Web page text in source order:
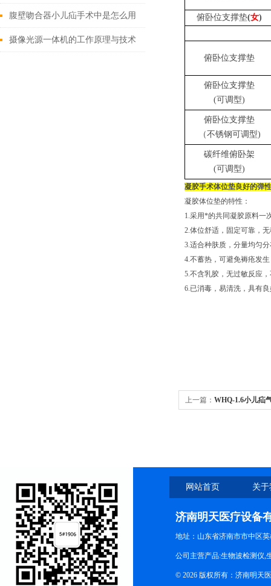
器？
腹壁吻合器小儿疝手术中是怎么用
的
摄像光源一体机的工作原理与技术
俯卧位支撑垫(女)
俯卧位支撑垫
俯卧位支撑垫
(可调型)
俯卧位支撑垫
（不锈钢可调型)
碳纤维俯卧架
(可调型)
凝胶手术体位垫良好的弹
凝胶体位垫的特性：
1.采用*的共同凝胶原料一
2.体位舒适，固定可靠，
3.适合种肤质，分量均匀
4.不蓄热，可避免褥疮发
5.不含乳胶，无过敏反应
6.已消毒，易清洗，具有
上一篇： WHQ-1.6小儿疝
网站首页 关
济南明天医疗设备
地址：山东省济南市市中区
公司主营产品:生物波检测仪,
© 2026 版权所有：济南明天